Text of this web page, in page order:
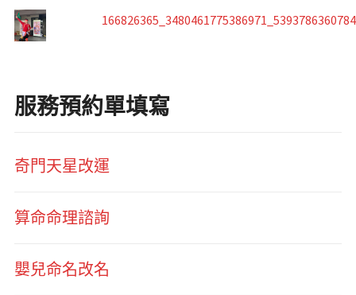
服務預約單填寫
奇門天星改運
算命命理諮詢
嬰兒命名改名